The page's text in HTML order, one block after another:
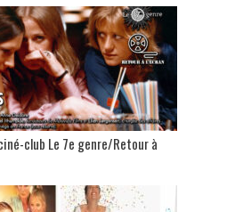
club Le 7e genre/Retour à